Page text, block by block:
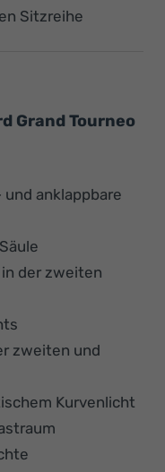
Sitzreihe
Grand Tourneo
anklappbare
der zweiten
zweiten und
Kurvenlicht